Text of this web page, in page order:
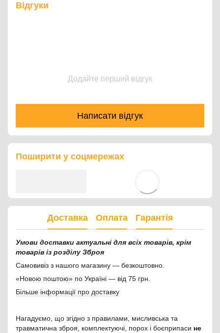
Відгуки
Додайте перший відгук
Написати відгук
Поширити у соцмережах
Доставка Оплата Гарантія
Умови доставки актуальні для всіх товарів, крім
товарів із розділу Зброя
Самовивіз з нашого магазину — безкоштовно.
«Новою поштою» по Україні — від 75 грн.
Більше інформації про доставку
Нагадуємо, що згідно з правилами, мисливська та
травматична зброя, комплектуючі, порох і боєприпаси не